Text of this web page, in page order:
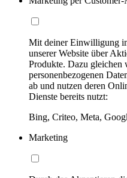
Mit deiner Einwilligung
unserer Website über
Produkte. Dazu gleichen
personenbezogenen
ab und nutzen deren
Dienste bereits nutzt:
Bing, Criteo, Meta,
Marketing